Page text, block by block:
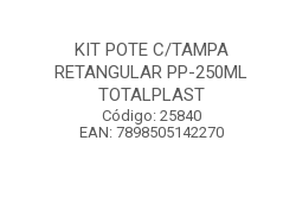
KIT POTE C/TAMPA
RETANGULAR PP-250ML
TOTALPLAST
Código: 25840
EAN: 7898505142270